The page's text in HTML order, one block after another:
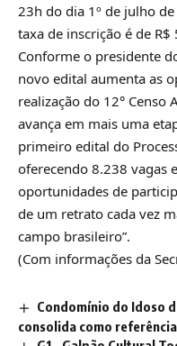
23h do dia 1º de julho
taxa de inscrição é de R$
Conforme o presidente
novo edital aumenta as
realização do 12° Censo
avança em mais uma
primeiro edital do
oferecendo 8.238 vagas
oportunidades de
de um retrato cada vez
campo brasileiro”.
(Com informações da
Condomínio do Idoso
consolida como